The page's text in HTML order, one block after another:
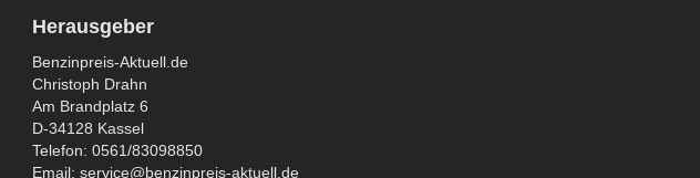
Herausgeber
Benzinpreis-Aktuell.de
Christoph Drahn
Am Brandplatz 6
D-34128 Kassel
Telefon: 0561/83098850
Email: service@benzinpreis-aktuell.de